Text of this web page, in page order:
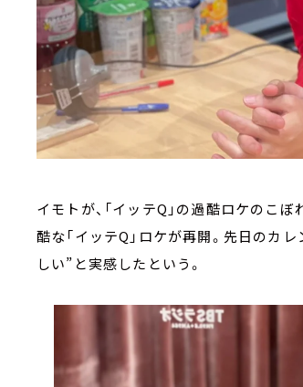
イモトが、「イッテQ」の過酷ロケのこ
酷な「イッテQ」ロケが再開。先日のカ
しい”と実感したという。